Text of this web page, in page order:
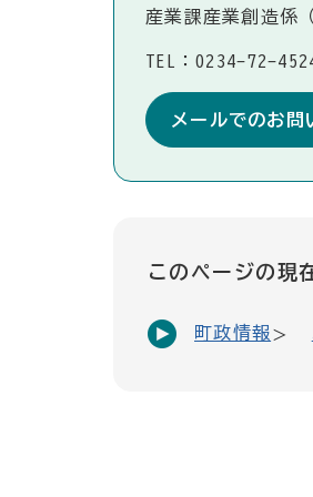
産業課産業創造係
TEL：0234-72-
メールでのお問
このページの現
町政情報